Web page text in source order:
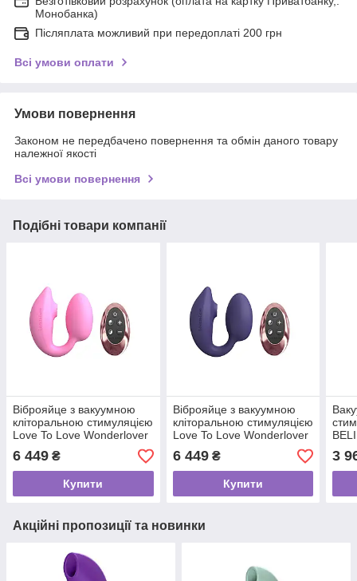
Монобанка)
Післяплата можливий при передоплаті 200 грн
Всі умови оплати
Умови повернення
Законом не передбачено повернення та обмін даного товару
належної якості
Всі умови повернення
Подібні товари компанії
Віброяйце з вакуумною
кліторальною стимуляцією
Love To Love Wonderlover
PINK PASSION
6 449 ₴
Купити
Віброяйце з вакуумною
кліторальною стимуляцією
Love To Love Wonderlover
MIDNIGHT INDIGO
6 449₴
Купити
3
Акційні пропозиції та новинки